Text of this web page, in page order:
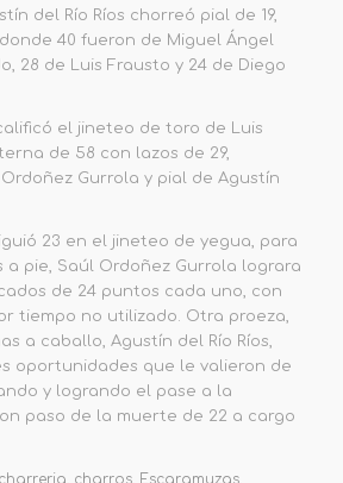
del Río Ríos chorreó pial de 19,
40 fueron de Miguel Ángel
28 de Luis Frausto y 24 de Diego
el jineteo de toro de Luis
de 58 con lazos de 29,
Gurrola y pial de Agustín
23 en el jineteo de yegua, para
a pie, Saúl Ordoñez Gurrola lograra
de 24 puntos cada uno, con
tiempo no utilizado. Otra proeza,
a caballo, Agustín del Río Ríos,
oportunidades que le valieron de
y logrando el pase a la
paso de la muerte de 22 a cargo
charreria, charros, Escaramuzas,